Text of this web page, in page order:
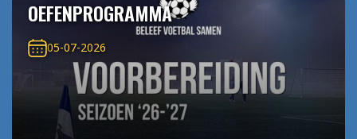
OEFENPROGRAMMA
05-07-2026